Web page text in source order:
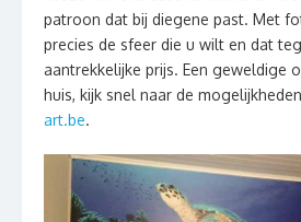
patroon dat bij diegene past. Met
precies de sfeer die u wilt en dat
aantrekkelijke prijs. Een geweldige
huis, kijk snel naar de
art.be.